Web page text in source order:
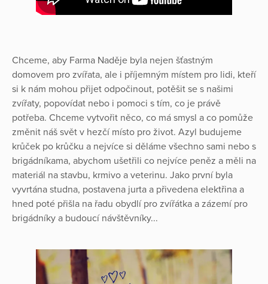
Chceme, aby Farma Naděje byla nejen šťastným
domovem pro zvířata, ale i příjemným místem pro lidi, kteří
si k nám mohou přijet odpočinout, potěšit se s našimi
zvířaty, popovídat nebo i pomoci s tím, co je právě
potřeba. Chceme vytvořit něco, co má smysl a co pomůže
změnit náš svět v hezčí místo pro život. Azyl budujeme
krůček po krůčku a nejvíce si děláme všechno sami nebo s
brigádníkama, abychom ušetřili co nejvíce peněz a měli na
materiál na stavbu, krmivo a veterinu. Jako první byla
vyvrtána studna, postavena jurta a přivedena elektřina a
hned poté přišla na řadu obydlí pro zvířátka a zázemí pro
brigádníky a budoucí návštěvníky...